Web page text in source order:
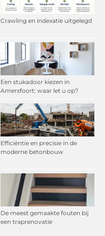
Crawling en indexatie uitgelegd
Een stukadoor kiezen in
Amersfoort: waar let u op?
Efficiëntie en precisie in de
moderne betonbouw
De meest gemaakte fouten bij
een traprenovatie